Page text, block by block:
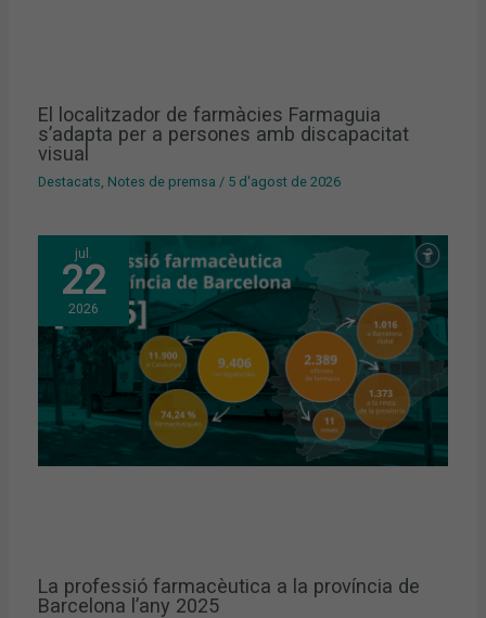
El localitzador de farmàcies Farmaguia
s’adapta per a persones amb discapacitat
visual
Destacats Notes de premsa / 5 d'agost de 2026
jul.
22
2026
La professió farmacèutica a la província de
Barcelona l’any 2025